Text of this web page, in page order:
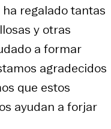
regalado tantas
y otras
a formar
agradecidos
que estos
ayudan a forjar